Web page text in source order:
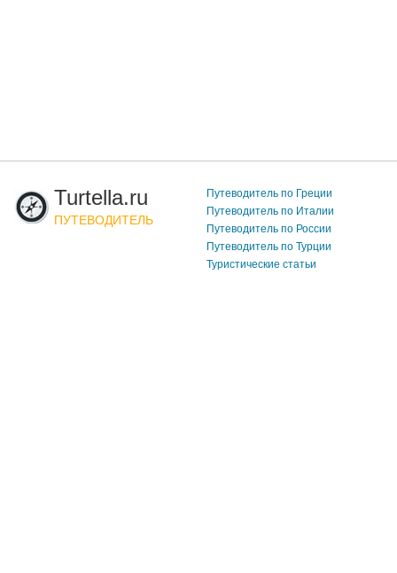
Turtella.ru
ПУТЕВОДИТЕЛЬ
Путеводитель по Греции
Путеводитель по Италии
Путеводитель по России
Путеводитель по Турции
Туристические статьи